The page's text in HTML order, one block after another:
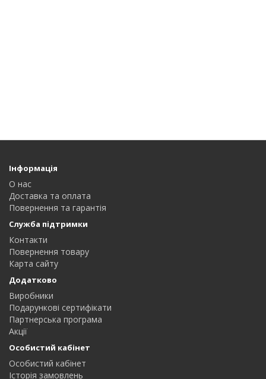
Інформація
О нас
Доставка та оплата
Повернення та гарантія
Служба підтримки
Контакти
Повернення товару
Карта сайту
Додатково
Виробники
Подарункові сертифікати
Партнерська програма
Акції
Особистий кабінет
Особистий кабінет
Історія замовлень